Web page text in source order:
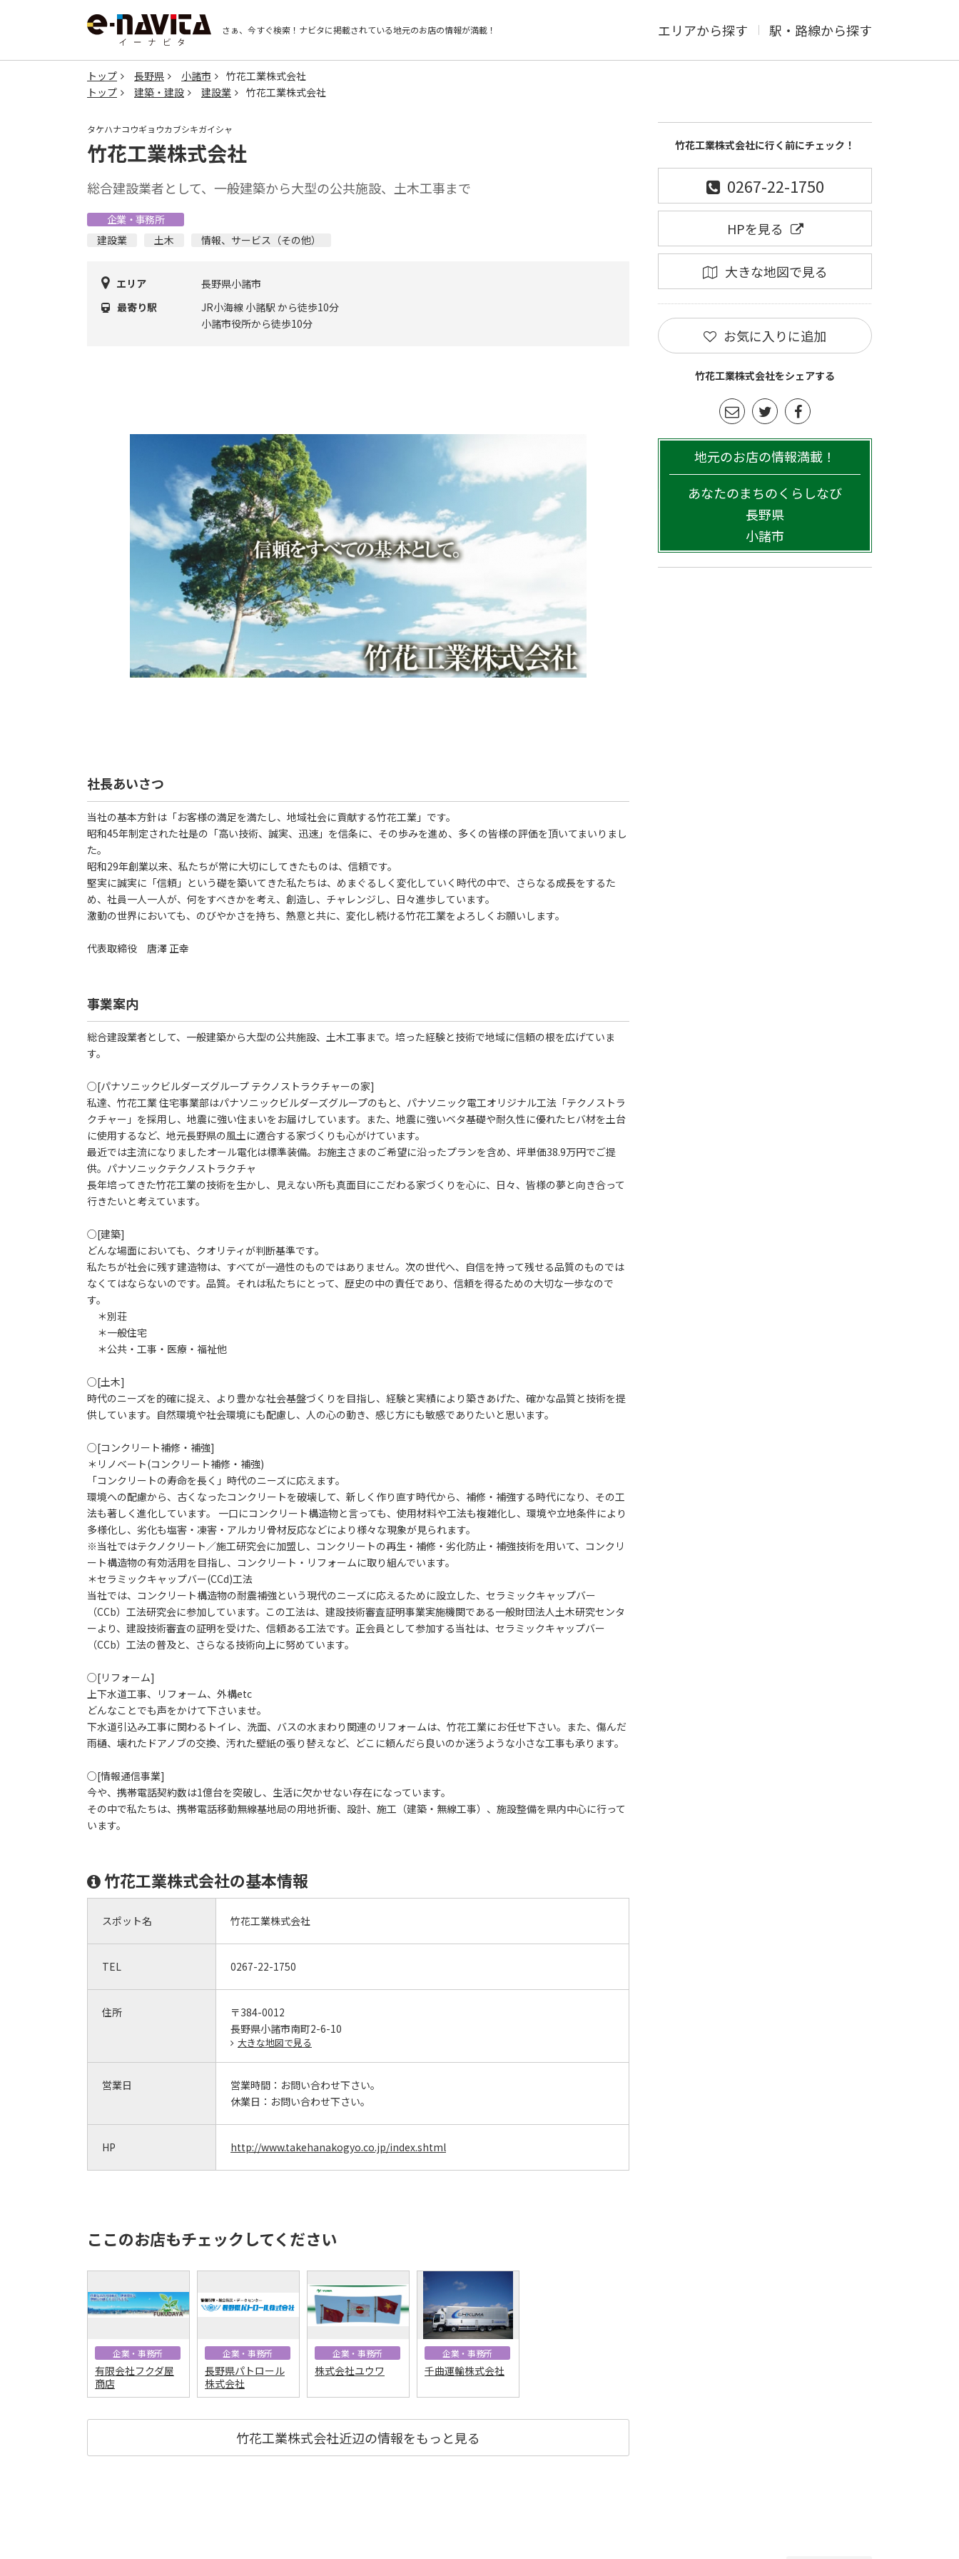
さぁ、今すぐ検索！ ナビタに掲載されている地元のお店の情報が満載！ エリアから探す 駅・路線から探す
トップ 長野県 小諸市
竹花工業株式会社
トップ
建築・建設 建設業 竹花工業株式会社
タケハナコウギョウカブシキガイシャ
竹花工業株式会社
総合建設業者として、一般建築から大型の公共施設、土木工事まで
企業・事務所
建設業
土木 情報、サービス（その他）
エリア
長野県小諸市
最寄り駅
JR小海線 小諸駅 から徒歩10分
小諸市役所から徒歩10分
社長あいさつ
当社の基本方針は「お客様の満足を満たし、地域社会に貢献する竹花工業」です。
昭和45年制定された社是の「高い技術、誠実、迅速」を信条に、その歩みを進め、多くの皆様の評価を頂いてまいりまし
た。
昭和29年創業以来、私たちが常に大切にしてきたものは、信頼です。
堅実に誠実に「信頼」という礎を築いてきた私たちは、めまぐるしく変化していく時代の中で、さらなる成長をするた
め、社員一人一人が、何をすべきかを考え、創造し、チャレンジし、日々進歩しています。
激動の世界においても、のびやかさを持ち、熱意と共に、変化し続ける竹花工業をよろしくお願いします。
代表取締役 唐澤 正幸
事業案内
総合建設業者として、一般建築から大型の公共施設、土木工事まで。培った経験と技術で地域に信頼の根を広げていま
す。
○[パナソニックビルダーズグループ テクノストラクチャーの家]
私達、竹花工業 住宅事業部はパナソニックビルダーズグループのもと、パナソニック電工オリジナル工法「テクノストラ
クチャー」を採用し、地震に強い住まいをお届けしています。また、地震に強いベタ基礎や耐久性に優れたヒバ材を土台
に使用するなど、地元長野県の風土に適合する家づくりも心がけています。
最近では主流になりましたオール電化は標準装備。お施主さまのご希望に沿ったプランを含め、坪単価38.9万円でご提
供。パナソニックテクノストラクチャ
長年培ってきた竹花工業の技術を生かし、見えない所も真面目にこだわる家づくりを心に、日々、皆様の夢と向き合って
行きたいと考えています。
○[建築]
どんな場面においても、クオリティが判断基準です。
私たちが社会に残す建造物は、すべてが一過性のものではありません。次の世代へ、自信を持って残せる品質のものでは
なくてはならないのです。品質。それは私たちにとって、歴史の中の責任であり、信頼を得るための大切な一歩なので
す。
＊別荘
＊一般住宅
＊公共・工事・医療・福祉他
○[土木]
時代のニーズを的確に捉え、より豊かな社会基盤づくりを目指し、経験と実績により築きあげた、確かな品質と技術を提
供しています。自然環境や社会環境にも配慮し、人の心の動き、感じ方にも敏感でありたいと思います。
○[コンクリート補修・補強]
＊リノベート(コンクリート補修・補強)
「コンクリートの寿命を長く」時代のニーズに応えます。
環境への配慮から、古くなったコンクリートを破壊して、新しく作り直す時代から、補修・補強する時代になり、その工
法も著しく進化しています。 一口にコンクリート構造物と言っても、使用材料や工法も複雑化し、環境や立地条件により
多様化し、劣化も塩害・凍害・アルカリ骨材反応などにより様々な現象が見られます。
※当社ではテクノクリート／施工研究会に加盟し、コンクリートの再生・補修・劣化防止・補強技術を用いて、コンクリ
ート構造物の有効活用を目指し、コンクリート・リフォームに取り組んでいます。
＊セラミックキャップバー(CCd)工法
当社では、コンクリート構造物の耐震補強という現代のニーズに応えるために設立した、セラミックキャップバー
（CCb）工法研究会に参加しています。この工法は、建設技術審査証明事業実施機関である一般財団法人土木研究センタ
ーより、建設技術審査の証明を受けた、信頼ある工法です。正会員として参加する当社は、セラミックキャップバー
（CCb）工法の普及と、さらなる技術向上に努めています。
○[リフォーム]
上下水道工事、リフォーム、外構etc
どんなことでも声をかけて下さいませ。
下水道引込み工事に関わるトイレ、洗面、バスの水まわり関連のリフォームは、竹花工業にお任せ下さい。また、傷んだ
雨樋、壊れたドアノブの交換、汚れた壁紙の張り替えなど、どこに頼んだら良いのか迷うような小さな工事も承ります。
○[情報通信事業]
今や、携帯電話契約数は1億台を突破し、生活に欠かせない存在になっています。
その中で私たちは、携帯電話移動無線基地局の用地折衝、設計、施工（建築・無線工事）、施設整備を県内中心に行って
います。
竹花工業株式会社の基本情報
スポット名 竹花工業株式会社
TEL 0267-22-1750
住所
〒384-0012
長野県小諸市南町2-6-10
大きな地図で見る
営業日 営業時間： お問い合わせ下さい。
休業日： お問い合わせ下さい。
HP http://www.takehanakogyo.co.jp/index.shtml
ここのお店もチェックしてください
企業・事務所
有限会社フクダ屋
商店
企業・事務所
長野県パトロール
株式会社
企業・事務所
株式会社ユウワ
企業・事務所
千曲運輸株式会社
竹花工業株式会社近辺の情報をもっと見る
竹花工業株式会社に行く前にチェック！
0267-22-1750
HPを見る
大きな地図で見る
お気に入りに追加
竹花工業株式会社をシェアする
地元のお店の情報満載！
あなたのまちのくらしなび
長野県
小諸市